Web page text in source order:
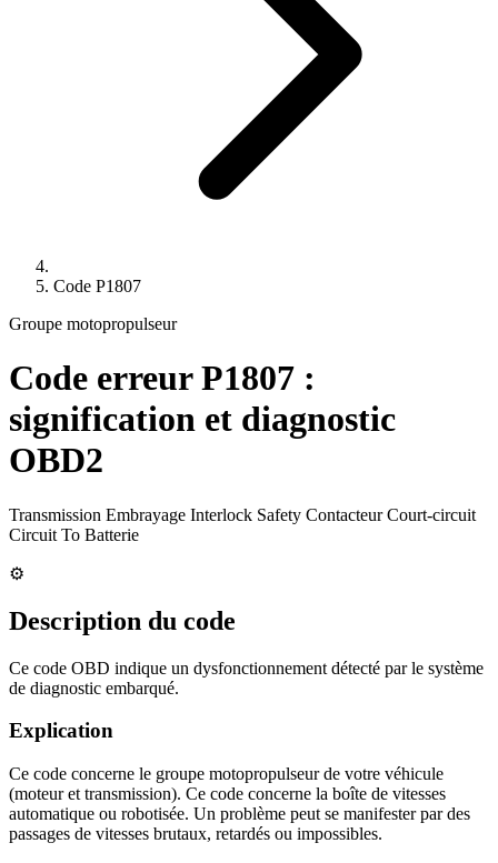
Code P1807
Groupe motopropulseur
Code erreurP1807 :
signification et diagnostic
OBD2
Transmission Embrayage Interlock Safety Contacteur Court-circuit
Circuit To Batterie
⚙️
Description du code
Ce code OBD indique un dysfonctionnement détecté par le système
de diagnostic embarqué.
Explication
Ce code concerne le groupe motopropulseur de votre véhicule
(moteur et transmission). Ce code concerne la boîte de vitesses
automatique ou robotisée. Un problème peut se manifester par des
passages de vitesses brutaux, retardés ou impossibles.